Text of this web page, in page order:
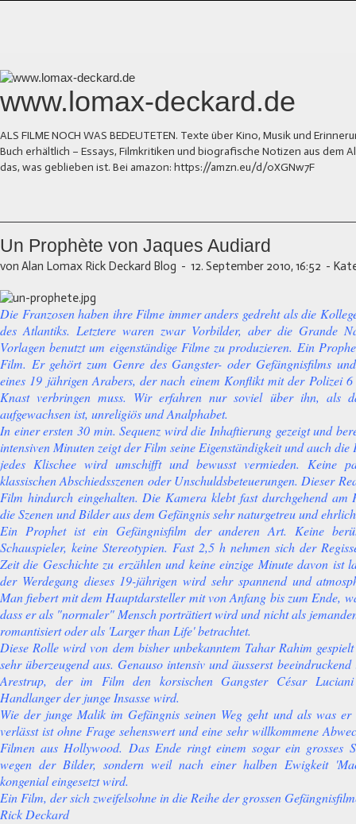
www.lomax-deckard.de
ALS FILME NOCH WAS BEDEUTETEN. Texte über Kino, Musik und
Buch erhältlich – Essays, Filmkritiken und biografische Notizen aus dem
das, was geblieben ist. Bei amazon: https://amzn.eu/d/0XGNw7F
Un Prophète von Jaques Audiard
von Alan Lomax Rick Deckard Blog - 12. September 2010, 16:52 -
Die Franzosen haben ihre Filme immer anders gedreht als die
des Atlantiks. Letztere waren zwar Vorbilder, aber die Grande
Vorlagen benutzt um eigenständige Filme zu produzieren. Ein
Film. Er gehört zum Genre des Gangster- oder Gefängnisfilms
eines 19 jährigen Arabers, der nach einem Konflikt mit der Polizei 6
Knast verbringen muss. Wir erfahren nur soviel über ihn, als
aufgewachsen ist, unreligiös und Analphabet.
In einer ersten 30 min. Sequenz wird die Inhaftierung gezeigt und
intensiven Minuten zeigt der Film seine Eigenständigkeit und auch die
jedes Klischee wird umschifft und bewusst vermieden. Keine
klassischen Abschiedsszenen oder Unschuldsbeteuerungen. Dieser
Film hindurch eingehalten. Die Kamera klebt fast durchgehend am
die Szenen und Bilder aus dem Gefängnis sehr naturgetreu und
Ein Prophet ist ein Gefängnisfilm der anderen Art. Keine
Schauspieler, keine Stereotypien. Fast 2,5 h nehmen sich der
Zeit die Geschichte zu erzählen und keine einzige Minute davon ist
der Werdegang dieses 19-jährigen wird sehr spannend und
Man fiebert mit dem Hauptdarsteller mit von Anfang bis zum Ende,
dass er als "normaler" Mensch porträtiert wird und nicht als
romantisiert oder als 'Larger than Life' betrachtet.
Diese Rolle wird von dem bisher unbekanntem Tahar Rahim
sehr überzeugend aus. Genauso intensiv und äusserst
Arestrup, der im Film den korsischen Gangster César
Handlanger der junge Insasse wird.
Wie der junge Malik im Gefängnis seinen Weg geht und als was er
verlässt ist ohne Frage sehenswert und eine sehr willkommene
Filmen aus Hollywood. Das Ende ringt einem sogar ein grosses
wegen der Bilder, sondern weil nach einer halben Ewigkeit
kongenial eingesetzt wird.
Ein Film, der sich zweifelsohne in die Reihe der grossen
Rick Deckard